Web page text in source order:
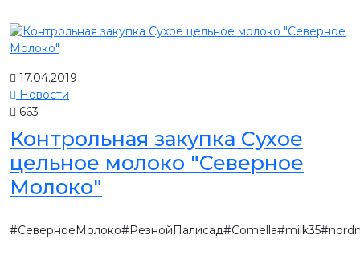
17.04.2019
Новости
663
Контрольная закупка Сухое
цельное молоко "Северное
Молоко"